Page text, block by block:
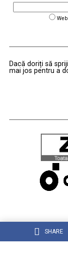
SHARE
Web
Dacă doriți să
mai jos pentru a